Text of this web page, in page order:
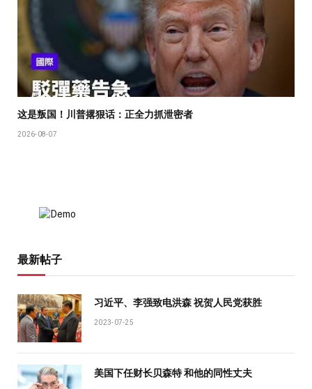
这是叛国！川普撂狠话：正全力抓泄密者
2026-08-07
最新帖子
习近平、李强致电洪森 祝贺人民党获胜
2023-07-25
美国下任财长贝森特 和他的同性丈夫